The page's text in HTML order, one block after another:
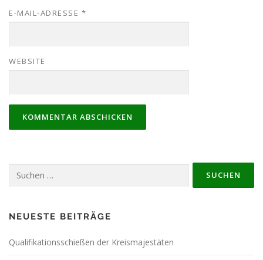
E-MAIL-ADRESSE *
WEBSITE
nach:
NEUESTE BEITRÄGE
Qualifikationsschießen der Kreismajestäten